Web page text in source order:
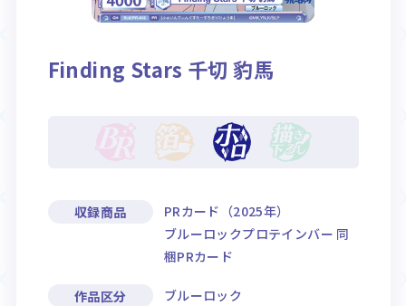
Finding Stars 千切 豹馬
収録商品
PRカード（2025年）
ブルーロックプロテインバー 同
梱PRカード
作品区分 ブルーロック